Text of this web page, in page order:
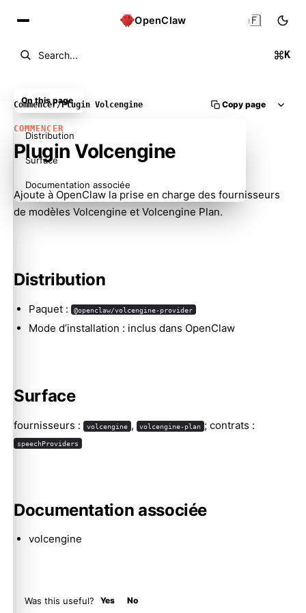
OpenClaw
Search... K
🇫🇷
Commencer/Plugin Volcengine Copy page
COMMENCER
Plugin Volcengine
Ajoute à OpenClaw la prise en charge des fournisseurs
de modèles Volcengine et Volcengine Plan.
Distribution
Paquet : @openclaw/volcengine-provider
Mode d’installation : inclus dans OpenClaw
Surface
fournisseurs : volcengine , volcengine-plan ; contrats :
speechProviders
Documentation associée
volcengine
Was this useful? Yes No
On this page
Distribution
Surface
Documentation associée